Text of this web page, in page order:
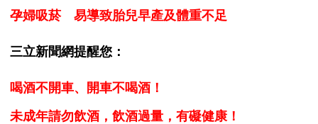
孕婦吸菸 易導致胎兒早產及體重不足
三立新聞網提醒您：
喝酒不開車、開車不喝酒！
未成年請勿飲酒，飲酒過量，有礙健康！